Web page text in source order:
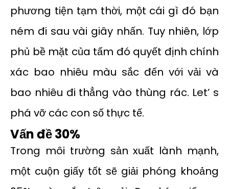
phương tiện tạm thời, một cái gì đó bạn
ném đi sau vài giây nhấn. Tuy nhiên, lớp
phủ bề mặt của tấm đó quyết định chính
xác bao nhiêu màu sắc đến với vải và
bao nhiêu đi thẳng vào thùng rác. Let’ s
phá vỡ các con số thực tế.
Vấn đề 30%
Trong môi trường sản xuất lành mạnh,
một cuộn giấy tốt sẽ giải phóng khoảng